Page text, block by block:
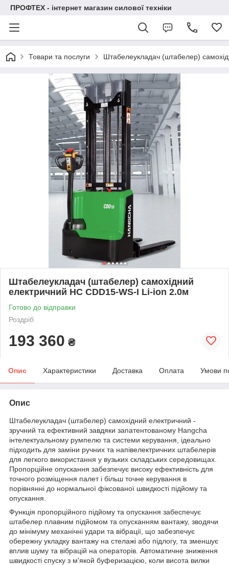
ПРОФТЕХ - інтернет магазин силової техніки
Товари та послуги Штабелеукладач (штабелер)
Штабелеукладач (штабелер) самохідний
електричний HC CDD15-WS-I Li-ion 2.0м
Готово до відправки
Роздріб
193 360 ₴
Опис Характеристики Доставка Оплата Умови
Опис
Штабелеукладач (штабелер) самохідний електричний -
зручний та ефективний завдяки запатентованому Hangcha
інтелектуальному румпелю та системи керування, ідеально
підходить для заміни ручних та напівелектричних штабелерів
для легкого використання у вузьких складських середовищах.
Пропорційне опускання забезпечує високу ефективність для
точного розміщення палет і більш точне керування в
порівнянні до нормальної фіксованої швидкості підйому та
опускання.
Функція пропорційного підйому та опускання забеспечує
штабелер плавним підйомом та опусканням вантажу, зводячи
до мінімуму механічні удари та вібрації, що забезпечує
обережну укладку вантажу на стелажі або підлогу, та зменшує
вплив шуму та вібрацій на операторів. Автоматичне зниження
швидкості спуску з м'якой буферизацією, коли висота вилки